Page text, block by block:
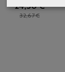
24,50 €
32,67 €